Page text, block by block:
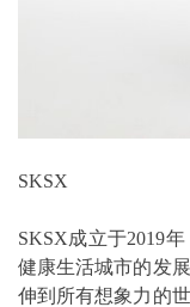
SKSX
SKSX成立于2019
健康生活城市的发
伸到所有想象力的